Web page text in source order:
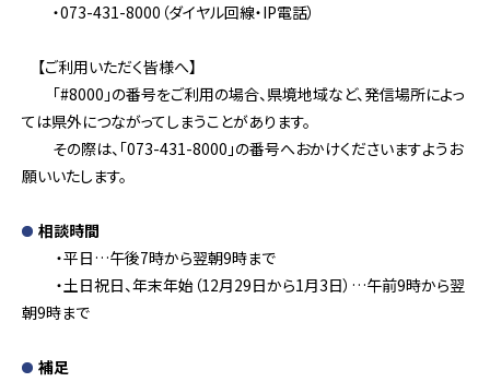
・073-431-8000（ダイヤル回線・IP電話）
【ご利用いただく皆様へ】
「#8000」の番号をご利用の場合、県境地域など、発信場所によっ
ては県外につながってしまうことがあります。
その際は、「073-431-8000」の番号へおかけくださいますようお
願いいたします。
相談時間
・平日…午後7時から翌朝9時まで
・土日祝日、年末年始（12月29日から1月3日）…午前9時から翌
朝9時まで
補足